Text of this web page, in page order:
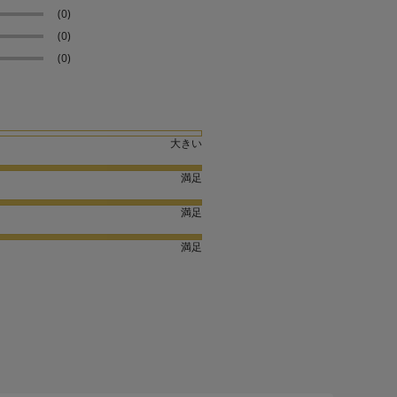
(0)
(0)
(0)
大きい
満足
満足
満足